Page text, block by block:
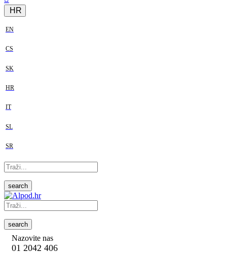
HR
EN
CS
SK
HR
IT
SL
SR
search
search
Nazovite nas
01 2042 406